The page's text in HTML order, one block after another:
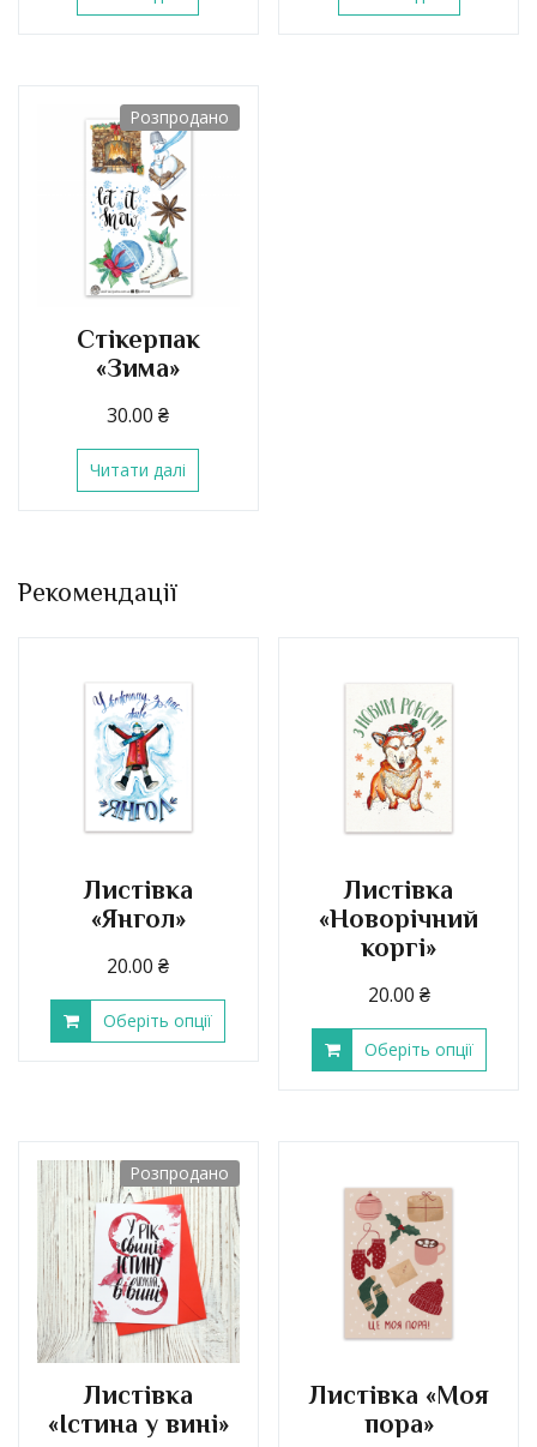
Розпродано
Стікерпак
«Зима»
30.00₴
Читати далі
Рекомендації
Листівка
«Янгол»
20.00₴
Оберіть опції
Листівка
«Новорічний
коргі»
20.00 ₴
Оберіть опції
Розпродано
Листівка
«Істина у вині»
Листівка «Моя
пора»